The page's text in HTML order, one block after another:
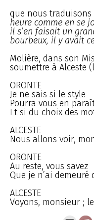
que nous traduisons
heure comme en se
il s’en faisait un
bourbeux, il y avait
Molière, dans son
soumettre à Alceste
ORONTE
Je ne sais si le style
Pourra vous en
Et si du choix des
ALCESTE
Nous allons voir,
ORONTE
Au reste, vous savez
Que je n’ai demeuré
ALCESTE
Voyons, monsieur ;